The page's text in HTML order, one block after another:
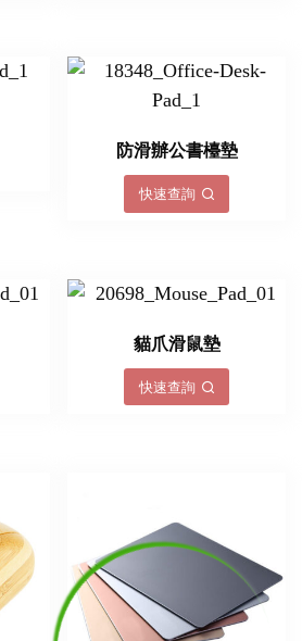
防滑辦公書檯墊
快速查詢
貓爪滑鼠墊
快速查詢